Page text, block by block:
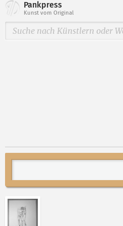
Pankpress
Kunst vom Original
Abbildung 2 von